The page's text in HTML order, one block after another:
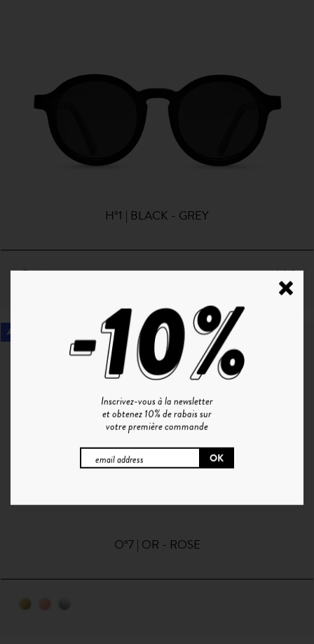
H°1 | BLACK - GREY
ANTI LUMIÈRE BLEUE
O°7 | OR - ROSE
Inscrivez-vous à la newsletter
et obtenez 10% de rabais sur
votre première commande